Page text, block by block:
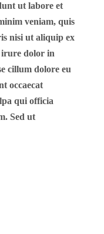
ut labore et
veniam, quis
nisi ut aliquip ex
irure dolor in
cillum dolore eu
occaecat
qui officia
Sed ut